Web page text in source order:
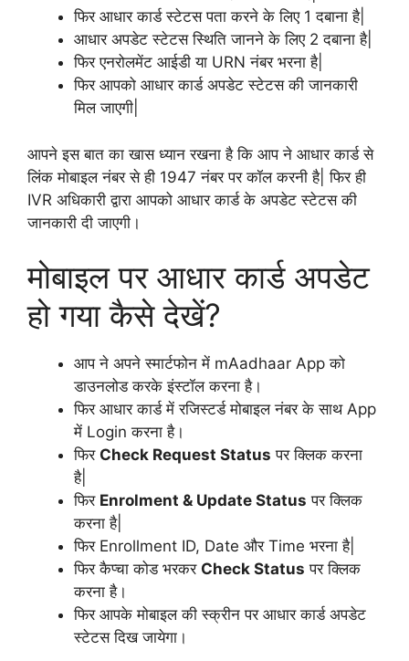
फिर आधार कार्ड स्टेटस पता करने के लिए 1 दबाना है|
आधार अपडेट स्टेटस स्थिति जानने के लिए 2 दबाना है|
फिर एनरोलमेंट आईडी या URN नंबर भरना है|
फिर आपको आधार कार्ड अपडेट स्टेटस की जानकारी
मिल जाएगी|
आपने इस बात का खास ध्यान रखना है कि आप ने आधार कार्ड से
लिंक मोबाइल नंबर से ही 1947 नंबर पर कॉल करनी है| फिर ही
IVR अधिकारी द्वारा आपको आधार कार्ड के अपडेट स्टेटस की
जानकारी दी जाएगी।
मोबाइल पर आधार कार्ड अपडेट
हो गया कैसे देखें?
आप ने अपने स्मार्टफोन में mAadhaar App को
डाउनलोड करके इंस्टॉल करना है।
फिर आधार कार्ड में रजिस्टर्ड मोबाइल नंबर के साथ App
में Login करना है।
फिर Check Request Status पर क्लिक करना
है|
फिर Enrolment & Update Status पर क्लिक
करना है|
फिर Enrollment ID, Date और Time भरना है|
फिर कैप्चा कोड भरकर Check Status पर क्लिक
करना है।
फिर आपके मोबाइल की स्क्रीन पर आधार कार्ड अपडेट
स्टेटस दिख जायेगा।